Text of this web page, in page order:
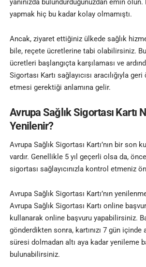
yanınızda bulundurduğunuzdan emin
yapmak hiç bu kadar kolay olmamıştı.
Ancak, ziyaret ettiğiniz ülkede sağlık
bile, reçete ücretlerine tabi olabilirsiniz.
ücretleri başlangıçta karşılaması ve
Sigortası Kartı sağlayıcısı aracılığıyla
etmesi gerektiği anlamına gelir.
Avrupa Sağlık Sigortası Kartı
Yenilenir?
Avrupa Sağlık Sigortası Kartı’nın bir son
vardır. Genellikle 5 yıl geçerli olsa da,
sigortası sağlayıcınızla kontrol etmeniz
Avrupa Sağlık Sigortası Kartı’nın
Avrupa Sağlık Sigortası Kartı online
kullanarak online başvuru yapabilirsiniz.
gönderdikten sonra, kartınızı 7 gün içinde
süresi dolmadan altı aya kadar yenileme
bulunabilirsiniz.